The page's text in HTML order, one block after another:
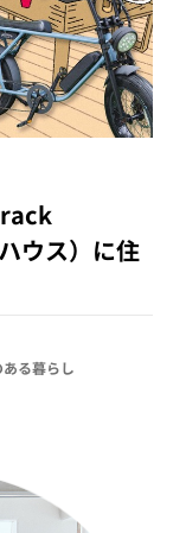
ウス）に住
る暮らし